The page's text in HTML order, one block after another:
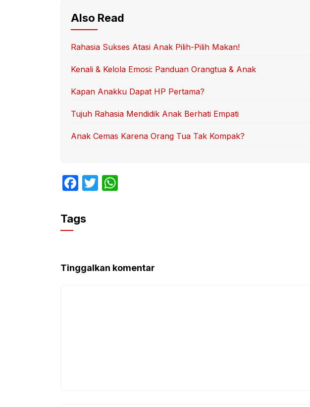
Also Read
Rahasia Sukses Atasi Anak Pilih-Pilih Makan!
Kenali & Kelola Emosi: Panduan Orangtua & Anak
Kapan Anakku Dapat HP Pertama?
Tujuh Rahasia Mendidik Anak Berhati Empati
Anak Cemas Karena Orang Tua Tak Kompak?
F
c
e
o
o
T
p
p
Tags
Tinggalkan komentar